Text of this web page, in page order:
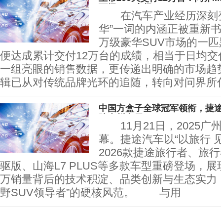
万级SUV市场
在汽车产业经历深刻
华”一词的内涵正被重新
万级豪华SUV市场的一
便达成累计交付12万台的成绩，相当于日均
一组亮眼的销售数据，更传递出明确的市场
辑已从对传统品牌光环的追随，转向对问界所
中国方盒子全球冠军领衔，捷
11月21日，2025广州
幕。捷途汽车以“以旅行
2026款捷途旅行者、旅
驱版、山海L7 PLUS等多款车型重磅登场，展
万销量背后的技术积淀、品类创新与生态实力
野SUV领导者”的硬核风范。 与用